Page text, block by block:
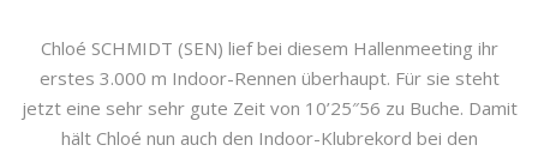
Chloé SCHMIDT (SEN) lief bei diesem Hallenmeeting ihr
erstes 3.000 m Indoor-Rennen überhaupt. Für sie steht
jetzt eine sehr sehr gute Zeit von 10’25″56 zu Buche. Damit
hält Chloé nun auch den Indoor-Klubrekord bei den